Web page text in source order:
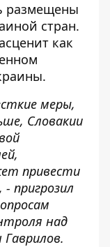
размещены
стран.
как
меры,
Словакии
привести
пригрозил
над